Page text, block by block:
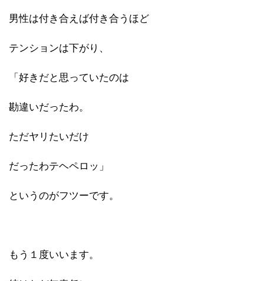
男性は付き合えば付き合うほど
テンションは下がり、
「好きだと思っていたのは
勘違いだったわ。
ただヤリたいだけ
だったわテヘペロッ」
というのがフツーです。
もう１度いいます。